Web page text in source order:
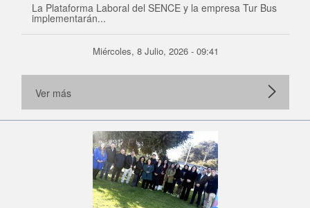
La Plataforma Laboral del SENCE y la empresa Tur Bus
implementarán...
Miércoles, 8 Julio, 2026 - 09:41
Ver más